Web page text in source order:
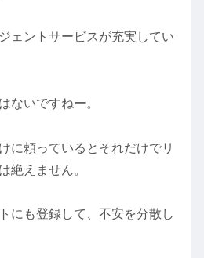
ェントサービスが充実してい
ないですねー。
に頼っているとそれだけでリ
絶えません。
にも登録して、不安を分散し